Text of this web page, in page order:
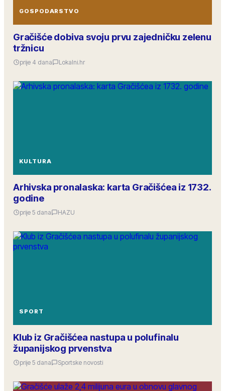
GOSPODARSTVO
Gračišće dobiva svoju prvu zajedničku zelenu
tržnicu
prije 4 dana Lokalni.hr
KULTURA
Arhivska pronalaska: karta Gračišćea iz 1732.
godine
prije 5 dana HAZU
SPORT
Klub iz Gračišćea nastupa u polufinalu
županijskog prvenstva
prije 5 dana Sportske novosti